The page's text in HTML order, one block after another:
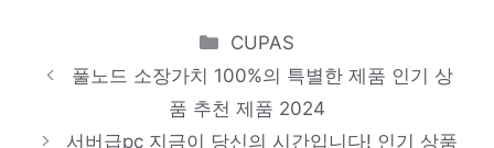
제품 2024
서버64gb
일상에 빛을 더하는 최고의 아이템 인기 상품
Categories
CUPAS
풀노드 소장가치 100%의 특별한 제품 인기 상
품 추천 제품 2024
서버급pc 지금이 당신의 시간입니다! 인기 상품